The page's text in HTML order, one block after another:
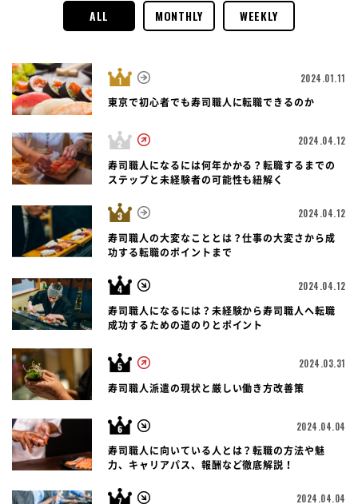
ALL MONTHLY WEEKLY
2024.01.11
東京で初心者でも寿司職人に転職できるのか
2024.04.12
寿司職人になるには何年かかる？転職するまでの
ステップと未経験者の可能性も紐解く
2024.04.12
寿司職人の大変なこととは？仕事の大変さから成
功する転職のポイントまで
2024.04.12
寿司職人になるには？未経験から寿司職人へ転職
成功するための道のりとポイント
2024.03.31
寿司職人派遣の現状と厳しい働き方改善策
2024.04.04
寿司職人に向いている人とは？転職の方法や魅
力、キャリアパス、報酬など徹底解説！
2024.04.04